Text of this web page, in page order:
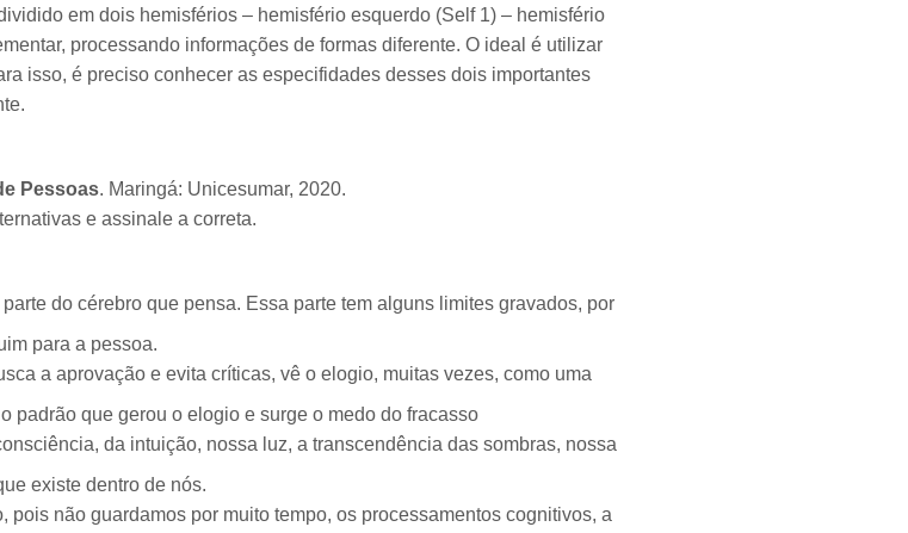
em dois hemisférios – hemisfério esquerdo (Self 1) – hemisfério
processando informações de formas diferente. O ideal é utilizar
isso, é preciso conhecer as especifidades desses dois importantes
Pessoas. Maringá: Unicesumar, 2020.
e assinale a correta.
do cérebro que pensa. Essa parte tem alguns limites gravados, por
para a pessoa.
a aprovação e evita críticas, vê o elogio, muitas vezes, como uma
padrão que gerou o elogio e surge o medo do fracasso
da intuição, nossa luz, a transcendência das sombras, nossa
existe dentro de nós.
pois não guardamos por muito tempo, os processamentos cognitivos, a